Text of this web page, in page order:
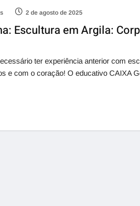
2 de agosto de 2025
Escultura em Argila:
ter experiência anterior com
e com o coração! O educativo CAIXA